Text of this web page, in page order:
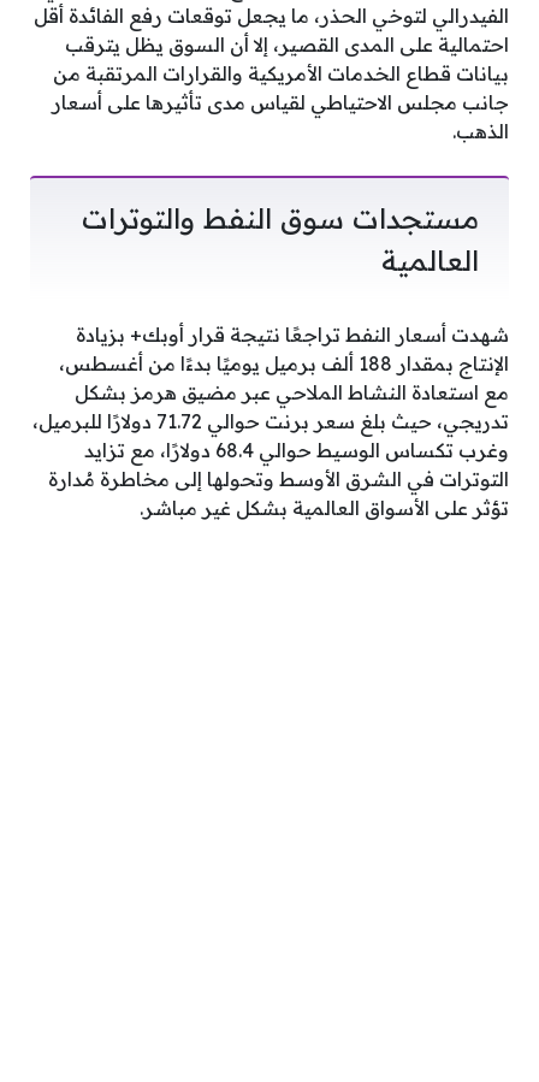
الفيدرالي لتوخي الحذر، ما يجعل توقعات رفع الفائدة أقل
احتمالية على المدى القصير، إلا أن السوق يظل يترقب
بيانات قطاع الخدمات الأمريكية والقرارات المرتقبة من
جانب مجلس الاحتياطي لقياس مدى تأثيرها على أسعار
الذهب.
مستجدات سوق النفط والتوترات
العالمية
شهدت أسعار النفط تراجعًا نتيجة قرار أوبك+ بزيادة
الإنتاج بمقدار 188 ألف برميل يوميًا بدءًا من أغسطس،
مع استعادة النشاط الملاحي عبر مضيق هرمز بشكل
تدريجي، حيث بلغ سعر برنت حوالي 71.72 دولارًا للبرميل،
وغرب تكساس الوسيط حوالي 68.4 دولارًا، مع تزايد
التوترات في الشرق الأوسط وتحولها إلى مخاطرة مُدارة
تؤثر على الأسواق العالمية بشكل غير مباشر.